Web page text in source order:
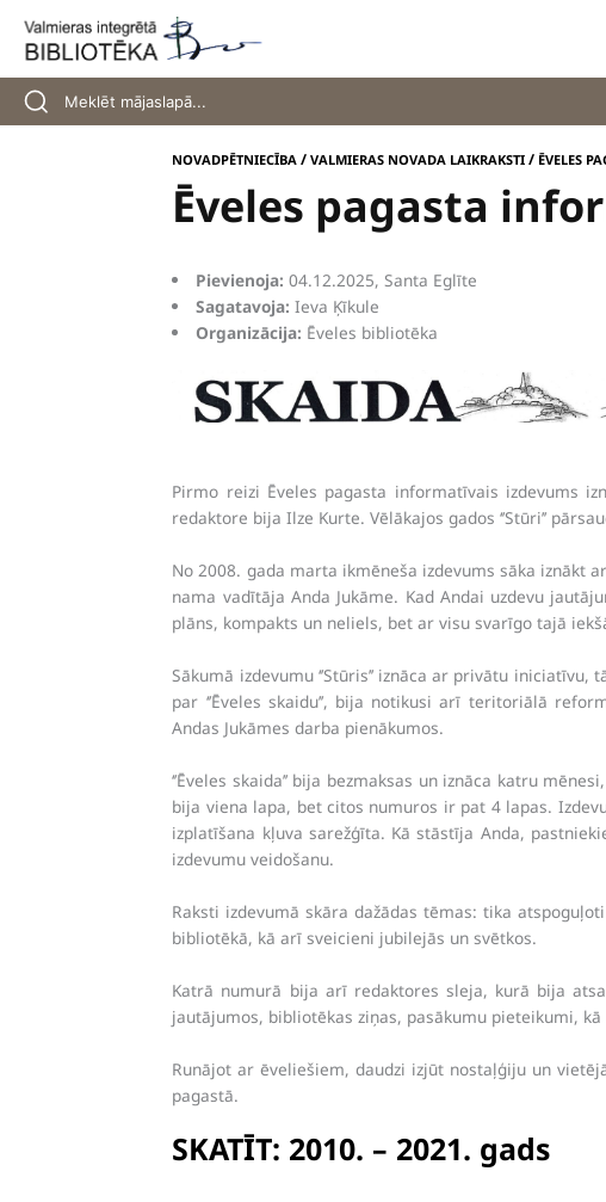
content
NOVADPĒTNIECĪBA /VALMIERAS NOVADA LAIKRAKSTI / ĒVELES
Ēveles pagasta
Pievienoja: 04.12.2025, Santa Eglīte
Sagatavoja: Ieva Ķīkule
Organizācija: Ēveles bibliotēka
Pirmo reizi Ēveles pagasta informatīvais izdevums
redaktore bija Ilze Kurte. Vēlākajos gados ‘’Stūri’’
No 2008. gada marta ikmēneša izdevums sāka iznākt
nama vadītāja Anda Jukāme. Kad Andai uzdevu
plāns, kompakts un neliels, bet ar visu svarīgo tajā
Sākumā izdevumu ‘’Stūris’’ iznāca ar privātu
par ‘’Ēveles skaidu’’, bija notikusi arī teritoriālā
Andas Jukāmes darba pienākumos.
‘’Ēveles skaida’’ bija bezmaksas un iznāca katru
bija viena lapa, bet citos numuros ir pat 4 lapas.
izplatīšana kļuva sarežģīta. Kā stāstīja Anda,
izdevumu veidošanu.
Raksti izdevumā skāra dažādas tēmas: tika
bibliotēkā, kā arī sveicieni jubilejās un svētkos.
Katrā numurā bija arī redaktores sleja, kurā bija
jautājumos, bibliotēkas ziņas, pasākumu pieteikumi,
Runājot ar ēveliešiem, daudzi izjūt nostaļģiju un
pagastā.
SKATĪT: 2010. – 2021. gads